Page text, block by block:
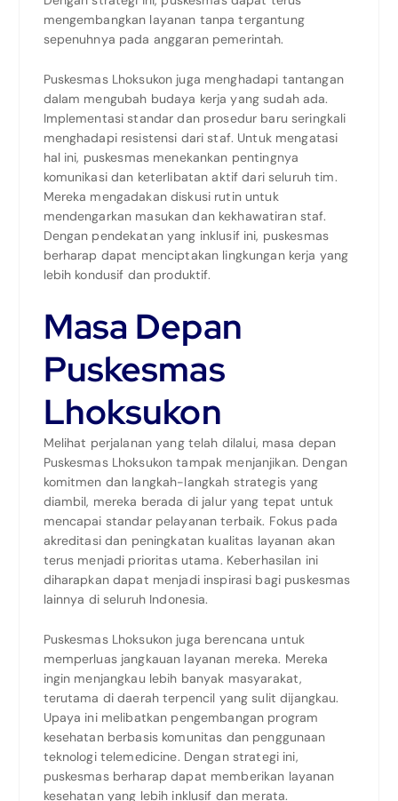
mengembangkan layanan tanpa tergantung
sepenuhnya pada anggaran pemerintah.
Puskesmas Lhoksukon juga menghadapi tantangan
dalam mengubah budaya kerja yang sudah ada.
Implementasi standar dan prosedur baru seringkali
menghadapi resistensi dari staf. Untuk mengatasi
hal ini, puskesmas menekankan pentingnya
komunikasi dan keterlibatan aktif dari seluruh tim.
Mereka mengadakan diskusi rutin untuk
mendengarkan masukan dan kekhawatiran staf.
Dengan pendekatan yang inklusif ini, puskesmas
berharap dapat menciptakan lingkungan kerja yang
lebih kondusif dan produktif.
Masa Depan
Puskesmas
Lhoksukon
Melihat perjalanan yang telah dilalui, masa depan
Puskesmas Lhoksukon tampak menjanjikan. Dengan
komitmen dan langkah-langkah strategis yang
diambil, mereka berada di jalur yang tepat untuk
mencapai standar pelayanan terbaik. Fokus pada
akreditasi dan peningkatan kualitas layanan akan
terus menjadi prioritas utama. Keberhasilan ini
diharapkan dapat menjadi inspirasi bagi puskesmas
lainnya di seluruh Indonesia.
Puskesmas Lhoksukon juga berencana untuk
memperluas jangkauan layanan mereka. Mereka
ingin menjangkau lebih banyak masyarakat,
terutama di daerah terpencil yang sulit dijangkau.
Upaya ini melibatkan pengembangan program
kesehatan berbasis komunitas dan penggunaan
teknologi telemedicine. Dengan strategi ini,
puskesmas berharap dapat memberikan layanan
kesehatan yang lebih inklusif dan merata.